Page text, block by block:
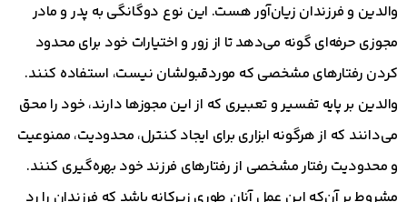
والدین و فرزندان زیان‌آور هست. این نوع دوگانگی به پدر و مادر
مجوزی حرفه‌ای گونه می‌دهد تا از زور و اختیارات خود برای محدود
کردن رفتارهای مشخصی که موردقبولشان نیست، استفاده کنند.
والدین بر پایه تفسیر و تعبیری که از این مجوزها دارند، خود را محق
می‌دانند که از هرگونه ابزاری برای ایجاد کنترل، محدودیت، ممنوعیت
و محدودیت رفتار مشخصی از رفتارهای فرزند خود بهره‌گیری کنند.